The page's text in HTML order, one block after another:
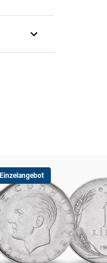
Einzelangebot